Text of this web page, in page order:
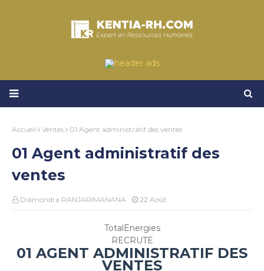
Accueil Ventes 01 Agent administratif des ventes
01 Agent administratif des
ventes
Diamondra RANJARIMANANA 22 Août
TotalEnergies
RECRUTE
01 AGENT ADMINISTRATIF DES
VENTES